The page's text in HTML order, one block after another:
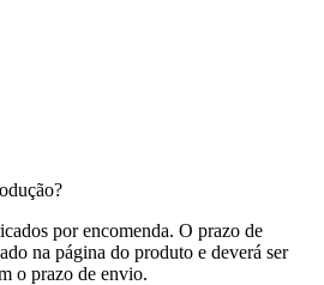
por encomenda. O prazo de
na página do produto e deverá ser
o prazo de envio.